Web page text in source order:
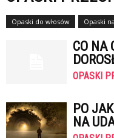
Opaski do włosów
Opaski
CO NA
OPASKI
PO
NA